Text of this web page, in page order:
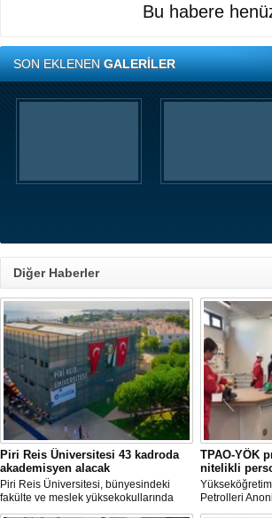
Bu habere
SON EKLENENGALERİLER
Diğer Haberler
Piri Reis Üniversitesi 43 kadroda
akademisyen alacak
Piri Reis Üniversitesi, bünyesindeki
fakülte ve meslek yüksekokullarında
görevlendirilmek üzere toplam 43
TPAO-YÖK
nitelikli
Petrolleri
arasında